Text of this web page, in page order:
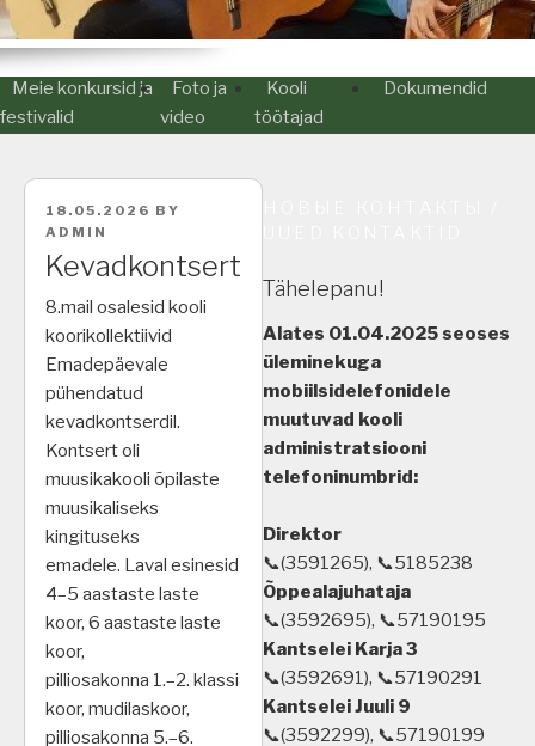
Meie konkursid ja
festivalid
Foto ja
video
Kooli
töötajad
Dokumendid
POSTED
ON
18.05.2026 BY
ADMIN
Kevadkontsert
8.mail osalesid kooli
koorikollektiivid
Emadepäevale
pühendatud
kevadkontserdil.
Kontsert oli
muusikakooli õpilaste
muusikaliseks
kingituseks
emadele. Laval esinesid
4–5 aastaste laste
koor, 6 aastaste laste
koor,
pilliosakonna 1.–2. klassi
koor, mudilaskoor,
pilliosakonna 5.–6.
Tähelepanu!
Alates 01.04.2025 seoses
üleminekuga
mobiilsidelefonidele
muutuvad kooli
administratsiooni
telefoninumbrid:
Direktor
📞(3591265), 📞5185238
Õppealajuhataja
📞(3592695), 📞57190195
Kantselei Karja 3
📞(3592691), 📞57190291
Kantselei Juuli 9
📞(3592299), 📞57190199